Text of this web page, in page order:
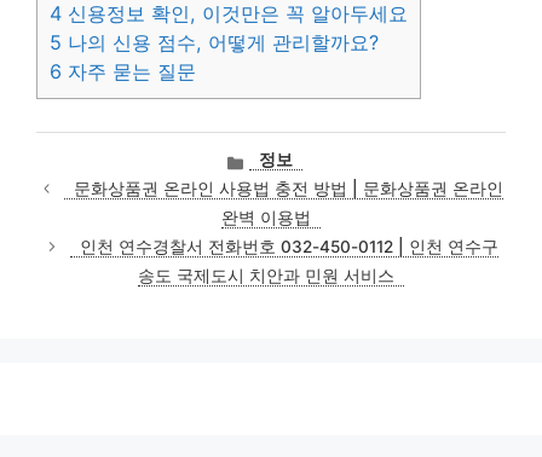
4 신용정보 확인, 이것만은 꼭 알아두세요
5 나의 신용 점수, 어떻게 관리할까요?
6 자주 묻는 질문
카
테
고
리
정보
문화상품권 온라인 사용법 충전 방법 | 문화상품권 온라인
완벽 이용법
인천 연수경찰서 전화번호 032-450-0112 | 인천 연수구
송도 국제도시 치안과 민원 서비스